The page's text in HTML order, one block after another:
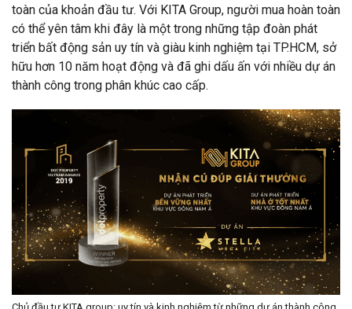
toàn của khoản đầu tư. Với KITA Group, người mua hoàn toàn
có thể yên tâm khi đây là một trong những tập đoàn phát
triển bất động sản uy tín và giàu kinh nghiệm tại TP.HCM, sở
hữu hơn 10 năm hoạt động và đã ghi dấu ấn với nhiều dự án
thành công trong phân khúc cao cấp.